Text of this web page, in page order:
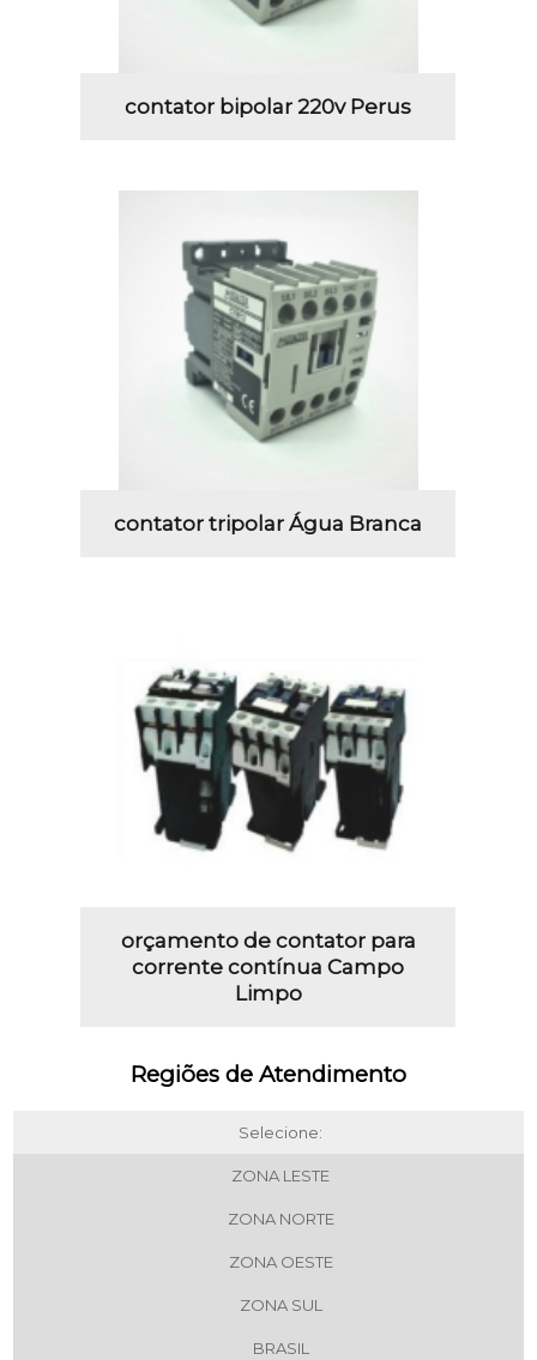
contator bipolar 220v Perus
contator tripolar Água Branca
orçamento de contator para
corrente contínua Campo
Limpo
Regiões de Atendimento
Selecione:
ZONA LESTE
ZONA NORTE
ZONA OESTE
ZONA SUL
BRASIL